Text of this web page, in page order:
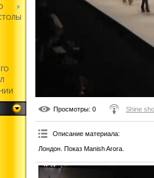
Просмотры: 0 Shine
Описание материала:
Лондон. Показ Manish Arora.